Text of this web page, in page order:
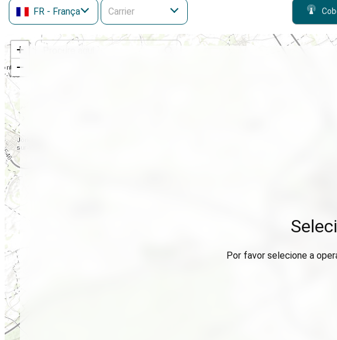
FR - França
+
−
Por favor selecione a